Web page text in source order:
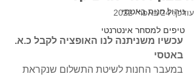
ניהול חנות באטסי
טיפים למסחר אינטרנטי
עודכן:24 באפר׳ 2022
עכשיו משניתנה לנו האופציה לקבל כ.א.
באטסי
במעבר החנות לשיטת התשלום שנקראת